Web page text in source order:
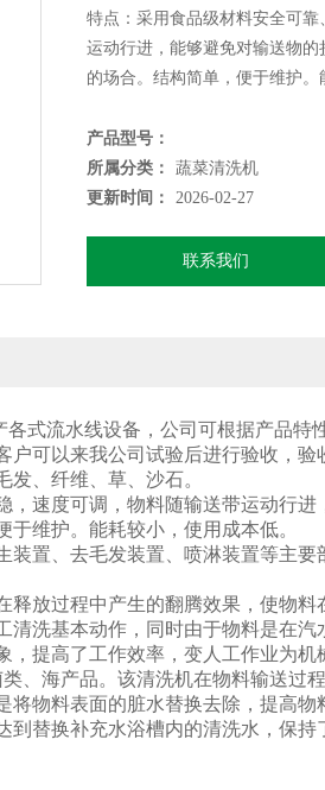
特点：采用食品级材料安全可
运动行进，能够避免对输送物
的场合。结构简单，便于维护。
产品型号：
所属分类：
蔬菜清洗机
更新时间：
2026-02-27
联系我们
式流水线设备，公司可根据产品特
可以来我公司试验后进行验收，验
、纤维、草、沙石。
速度可调，物料随输送带运动行进
维护。能耗较小，使用成本低。
置、去毛发装置、喷淋装置等主要
放过程中产生的翻腾效果，使物
洗基本动作，同时由于物料是在
提高了工作效率，变人工作业为机
、海产品。该清洗机在物料输送过
物料表面的脏水替换去除，提高物
替换补充水浴槽内的清洗水，保持